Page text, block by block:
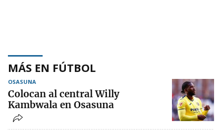
MÁS EN FÚTBOL
OSASUNA
Colocan al central Willy
Kambwala en Osasuna